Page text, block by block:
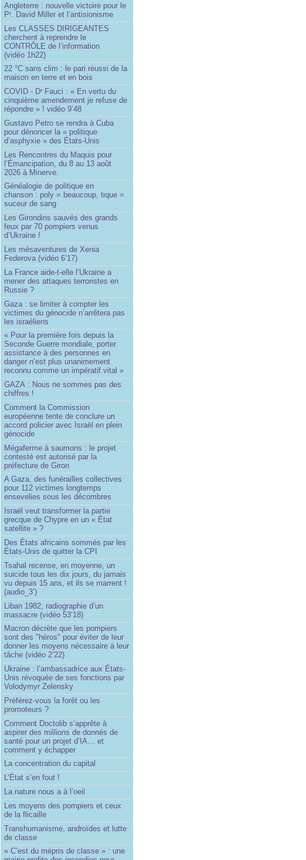
Angleterre : nouvelle victoire pour le
Pr
. David Miller et l’antisionisme
Les CLASSES DIRIGEANTES
cherchent à reprendre le
CONTRÔLE de l’information
(vidéo 1h22)
22 °C sans clim : le pari réussi de la
maison en terre et en bois
COVID - Dr Fauci : « En vertu du
cinquième amendement je refuse de
répondre » ! vidéo 9’48
Gustavo Petro se rendra à Cuba
pour dénoncer la « politique
d’asphyxie » des États-Unis
Les Rencontres du Maquis pour
l’Émancipation, du 8 au 13 août
2026 à Minerve.
Généalogie de politique en
chanson : poly = beaucoup, tique =
suceur de sang
Les Girondins sauvés des grands
feux par 70 pompiers venus
d’Ukraine !
Les mésaventures de Xenia
Federova (vidéo 6’17)
La France aide-t-elle l’Ukraine a
mener des attaques terroristes en
Russie ?
Gaza : se limiter à compter les
victimes du génocide n’arrêtera pas
les israéliens
« Pour la première fois depuis la
Seconde Guerre mondiale, porter
assistance à des personnes en
danger n’est plus unanimement
reconnu comme un impératif vital »
GAZA : Nous ne sommes pas des
chiffres !
Comment la Commission
européenne tente de conclure un
accord policier avec Israël en plein
génocide
Mégaferme à saumons : le projet
contesté est autorisé par la
préfecture de Giron
A Gaza, des funérailles collectives
pour 112 victimes longtemps
ensevelies sous les décombres
Israël veut transformer la partie
grecque de Chypre en un « État
satellite » ?
Des États africains sommés par les
États-Unis de quitter la CPI
Tsahal recense, en moyenne, un
suicide tous les dix jours, du jamais
vu depuis 15 ans, et ils se marrent !
(audio_3’)
Liban 1982, radiographie d’un
massacre (vidéo 53’18)
Macron décrète que les pompiers
sont des "héros" pour éviter de leur
donner les moyens nécessaire à leur
tâche (vidéo 2’22)
Ukraine : l’ambassadrice aux États-
Unis révoquée de ses fonctions par
Volodymyr Zelensky
Préférez-vous la forêt ou les
promoteurs ?
Comment Doctolib s’apprête à
aspirer des millions de donnés de
santé pour un projet d’IA… et
comment y échapper
La concentration du capital
L’État s’en fout !
La nature nous a à l’oeil
Les moyens des pompiers et ceux
de la flicaille
Transhumanisme, androïdes et lutte
de classe
« C’est du mépris de classe » : une